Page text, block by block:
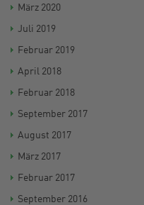
März 2020
Juli 2019
Februar 2019
April 2018
Februar 2018
September 2017
August 2017
März 2017
Februar 2017
September 2016